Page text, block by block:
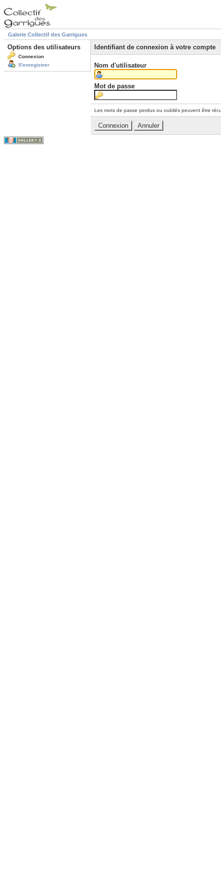
Galerie Collectif des Garrigues
Options des utilisateurs
Connexion
S'enregistrer
Identifiant de connexion à votre compte
Nom d'utilisateur
Mot de passe
Les mots de passe perdus ou oubliés peuvent être